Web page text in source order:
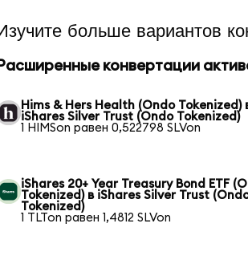
больше вариантов
Расширенные конвертации
Hims & Hers Health (Ondo Tokenized)
iShares Silver Trust (Ondo Tokenized)
1 HIMSon равен 0,522798 SLVon
iShares 20+ Year Treasury Bond ETF
Tokenized) в iShares Silver Trust
Tokenized)
1 TLTon равен 1,4812 SLVon